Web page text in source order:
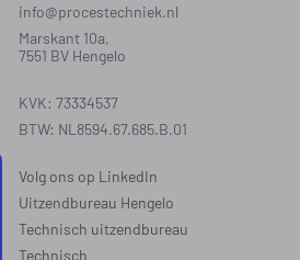
info@procestechniek.nl
Marskant 10a,
7551 BV Hengelo
KVK: 73334537
BTW: NL8594.67.685.B.01
Volg ons op LinkedIn
Uitzendbureau Hengelo
Technisch uitzendbureau
Technisch